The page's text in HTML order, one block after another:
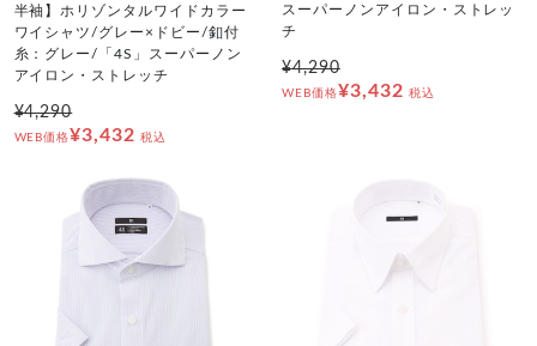
半袖】ホリゾンタルワイドカラー
ワイシャツ/グレー×ドビー/釦付
糸：グレー/「4S」スーパーノン
アイロン・ストレッチ
¥4,290
WEB価格¥3,432 税込
スーパーノンアイロン・ストレッ
チ
¥4,290
WEB価格¥3,432 税込